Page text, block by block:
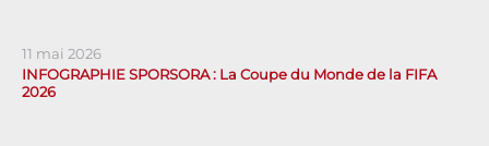
11 mai 2026
INFOGRAPHIE SPORSORA : La Coupe du Monde de la FIFA
2026